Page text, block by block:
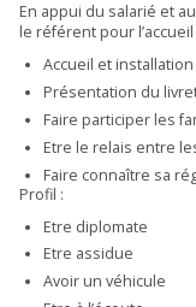
En appui du salarié et
le référent pour
Accueil et
Présentation du
Faire participer les
Etre le relais entre
Faire connaître sa
Profil :
Etre diplomate
Etre assidue
Avoir un véhicule